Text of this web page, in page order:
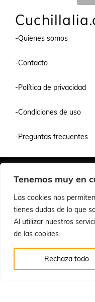
Tenemos muy en
Las cookies nos
tienes dudas de lo que
Al utilizar nuestros
de las cookies.
Rechaza todo
-Quienes somos
-Contacto
-Política de privacidad
-Condiciones de uso
-Preguntas frecuentes
©